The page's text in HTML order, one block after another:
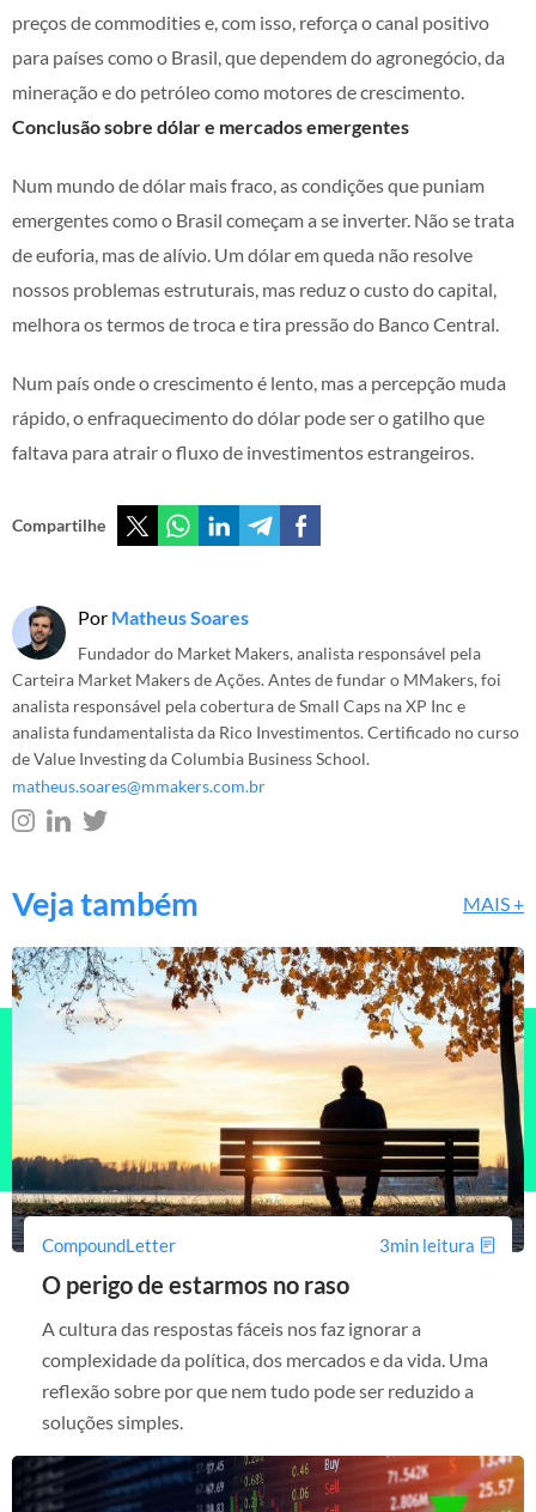
preços de commodities e, com isso, reforça o canal positivo
para países como o Brasil, que dependem do agronegócio, da
mineração e do petróleo como motores de crescimento.
Conclusão sobre dólar e mercados emergentes
Num mundo de dólar mais fraco, as condições que puniam
emergentes como o Brasil começam a se inverter. Não se trata
de euforia, mas de alívio. Um dólar em queda não resolve
nossos problemas estruturais, mas reduz o custo do capital,
melhora os termos de troca e tira pressão do Banco Central.
Num país onde o crescimento é lento, mas a percepção muda
rápido, o enfraquecimento do dólar pode ser o gatilho que
faltava para atrair o fluxo de investimentos estrangeiros.
Compartilhe
Por Matheus Soares
Fundador do Market Makers, analista responsável pela
Carteira Market Makers de Ações. Antes de fundar o MMakers, foi
analista responsável pela cobertura de Small Caps na XP Inc e
analista fundamentalista da Rico Investimentos. Certificado no curso
de Value Investing da Columbia Business School.
matheus.soares@mmakers.com.br
Veja também MAIS +
CompoundLetter 3min leitura
O perigo de estarmos no raso
A cultura das respostas fáceis nos faz ignorar a
complexidade da política, dos mercados e da vida. Uma
reflexão sobre por que nem tudo pode ser reduzido a
soluções simples.